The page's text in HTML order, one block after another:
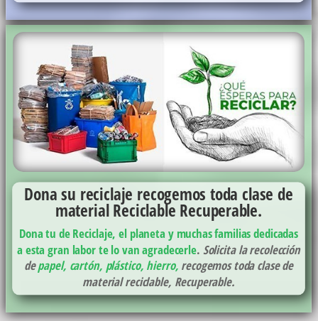
Dona su reciclaje recogemos toda clase de
material Reciclable Recuperable.
Dona tu de Reciclaje, el planeta y muchas familias dedicadas
a esta gran labor te lo van agradecerle.Solicita la recolección
depapel, cartón, plástico, hierro, recogemos toda clase de
material reciclable, Recuperable.